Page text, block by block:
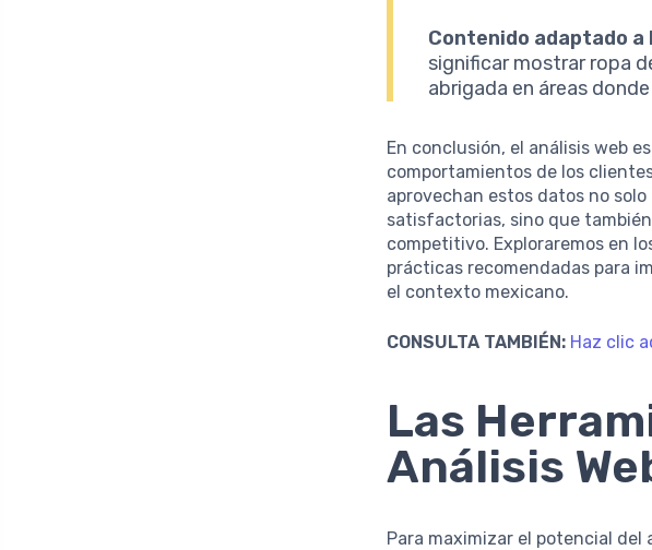
Contenido adaptado
significar mostrar ropa
abrigada en áreas
En conclusión, el análisis web
comportamientos de los
aprovechan estos datos no
satisfactorias, sino que
competitivo. Exploraremos en
prácticas recomendadas para
el contexto mexicano.
CONSULTA TAMBIÉN: Haz clic
Las
Análisis
Para maximizar el potencial del